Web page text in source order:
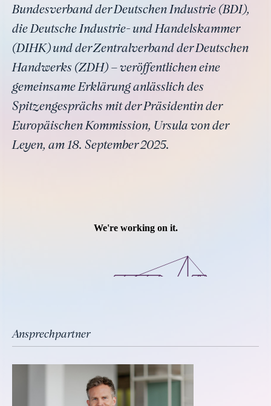
Bundesverband der Deutschen Industrie (BDI),
die Deutsche Industrie- und Handelskammer
(DIHK) und der Zentralverband der Deutschen
Handwerks (ZDH) – veröffentlichen eine
gemeinsame Erklärung anlässlich des
Spitzengesprächs mit der Präsidentin der
Europäischen Kommission, Ursula von der
Leyen, am 18. September 2025.
Ansprechpartner